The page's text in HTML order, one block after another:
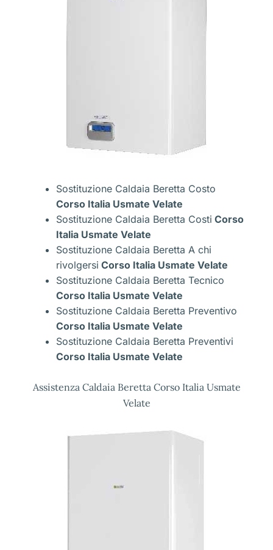
Sostituzione Caldaia Beretta Costo
Corso Italia Usmate Velate
Sostituzione Caldaia Beretta Costi Corso
Italia Usmate Velate
Sostituzione Caldaia Beretta A chi
rivolgersi Corso Italia Usmate Velate
Sostituzione Caldaia Beretta Tecnico
Corso Italia Usmate Velate
Sostituzione Caldaia Beretta Preventivo
Corso Italia Usmate Velate
Sostituzione Caldaia Beretta Preventivi
Corso Italia Usmate Velate
Assistenza Caldaia Beretta Corso Italia Usmate
Velate